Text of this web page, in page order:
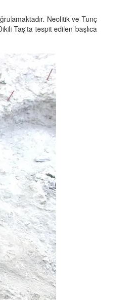
Neolitik ve Tunç
Taş'ta tespit edilen başlıca